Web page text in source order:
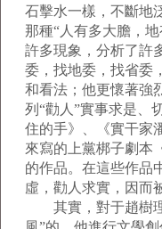
石擊水一樣，不斷地
那種“人有多大膽，
許多現象，分析了許
委，找地委，找省委
和看法；他更懷著強
列“勸人”實事求是、
住的手》、《實干家
來寫的上黨梆子劇本
的作品。在這些作品
虛，勸人求實，因而
其實，對于趙樹理